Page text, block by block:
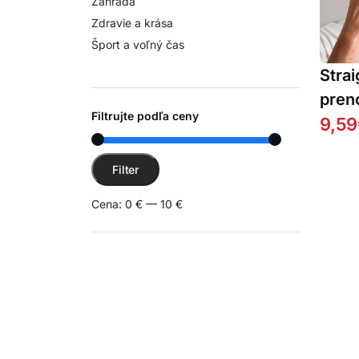
9,59
Zdravie a krása
Šport a voľný čas
Filtrujte podľa ceny
Minimálna cena
Maximálna cena
Filter
Cena: 0 € — 10 €